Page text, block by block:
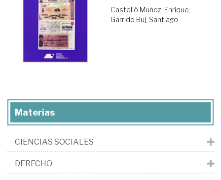
Castelló Muñoz, Enrique;
Garrido Buj, Santiago
Materias
CIENCIAS SOCIALES
DERECHO